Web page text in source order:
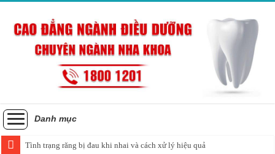
Danh mục
Tình trạng răng bị đau khi nhai và cách xử lý hiệu quả